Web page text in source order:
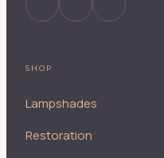
SHOP
Lampshades
Restoration